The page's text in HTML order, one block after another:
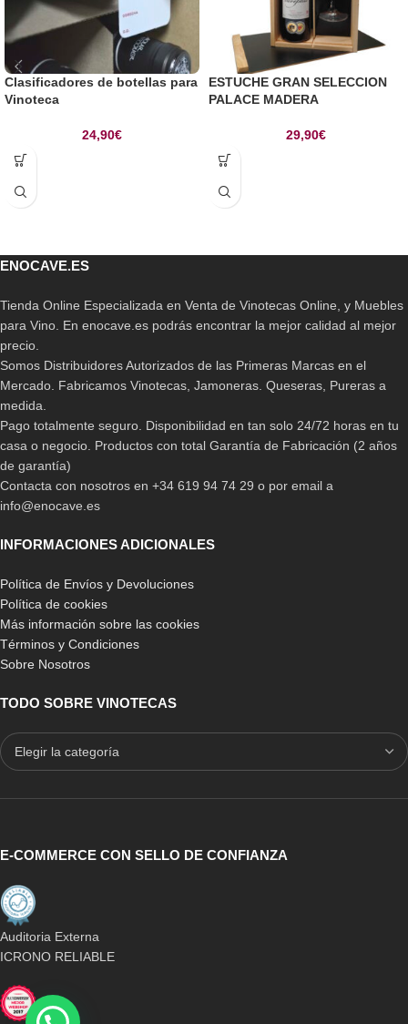
Clasificadores de botellas para
Vinoteca
24,90€
ESTUCHE GRAN SELECCION
PALACE MADERA
29,90€
ENOCAVE.ES
Tienda Online Especializada en Venta de Vinotecas Online, y Muebles
para Vino. En enocave.es podrás encontrar la mejor calidad al mejor
precio.
Somos Distribuidores Autorizados de las Primeras Marcas en el
Mercado. Fabricamos Vinotecas, Jamoneras. Queseras, Pureras a
medida.
Pago totalmente seguro. Disponibilidad en tan solo 24/72 horas en tu
casa o negocio. Productos con total Garantía de Fabricación (2 años
de garantía)
Contacta con nosotros en +34 619 94 74 29 o por email a
info@enocave.es
INFORMACIONES ADICIONALES
Política de Envíos y Devoluciones
Política de cookies
Más información sobre las cookies
Términos y Condiciones
Sobre Nosotros
TODO SOBRE VINOTECAS
E-COMMERCE CON SELLO DE CONFIANZA
Auditoria Externa
ICRONO RELIABLE